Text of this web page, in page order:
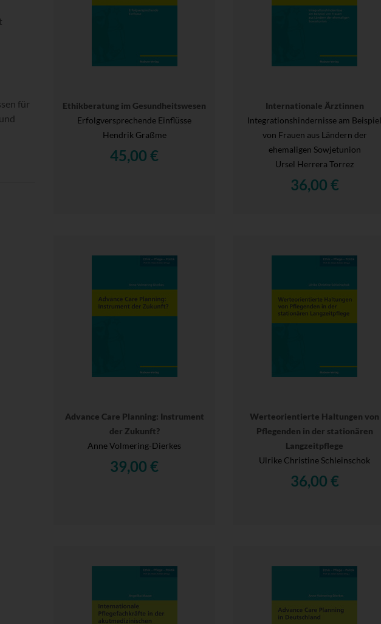
für
Ethikberatung im Gesundheitswesen
Erfolgversprechende Einflüsse
Hendrik Graßme
45,00 €
Internationale Ärztinnen
Integrationshindernisse am Beispiel
von Frauen aus Ländern der
ehemaligen Sowjetunion
Ursel Herrera Torrez
36,00 €
Advance Care Planning: Instrument
der Zukunft?
Anne Volmering-Dierkes
39,00 €
Werteorientierte Haltungen von
Pflegenden in der stationären
Langzeitpflege
Ulrike Christine Schleinschok
36,00 €